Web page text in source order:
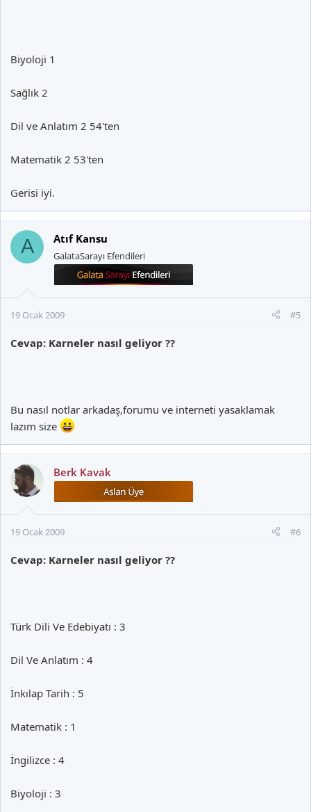
Biyoloji 1
Sağlık 2
Dil ve Anlatım 2 54'ten
Matematik 2 53'ten
Gerisi iyi.
A Atıf Kansu
GalataSarayı Efendileri
19 Ocak 2009 #5
Cevap: Karneler nasıl geliyor ??
Bu nasıl notlar arkadaş,forumu ve interneti yasaklamak
lazım size
Berk Kavak
19 Ocak 2009 #6
Cevap: Karneler nasıl geliyor ??
Türk Dili Ve Edebiyatı : 3
Dil Ve Anlatım : 4
İnkılap Tarih : 5
Matematik : 1
İngilizce : 4
Biyoloji : 3